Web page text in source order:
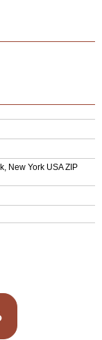
New York USA ZIP